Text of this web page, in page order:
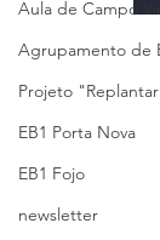
Aula de Campo
Agrupamento de
Projeto
EB1 Porta Nova
EB1 Fojo
newsletter